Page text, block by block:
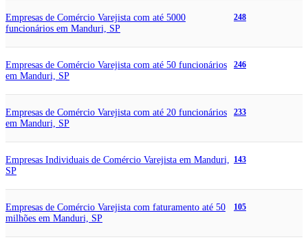
Empresas de Comércio Varejista com até 5000
funcionários em Manduri, SP
248
Empresas de Comércio Varejista com até 50 funcionários
em Manduri, SP
246
Empresas de Comércio Varejista com até 20 funcionários
em Manduri, SP
233
Empresas Individuais de Comércio Varejista em Manduri,
SP
143
Empresas de Comércio Varejista com faturamento até 50
milhões em Manduri, SP
105